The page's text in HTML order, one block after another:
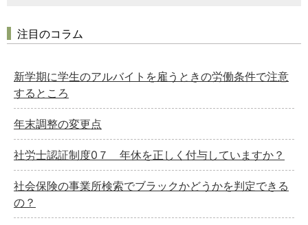
注目のコラム
新学期に学生のアルバイトを雇うときの労働条件で注意
するところ
年末調整の変更点
社労士認証制度0７ 年休を正しく付与していますか？
社会保険の事業所検索でブラックかどうかを判定できる
の？